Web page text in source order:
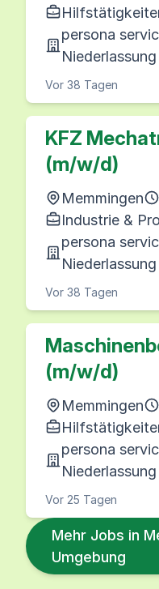
persona
Vor 38 Tagen
KFZ
(m/w/d)
Memmingen
Industrie &
persona
Vor 38 Tagen
(m/w/d)
Memmingen
persona
Vor 25 Tagen
Mehr Jobs in
Umgebung